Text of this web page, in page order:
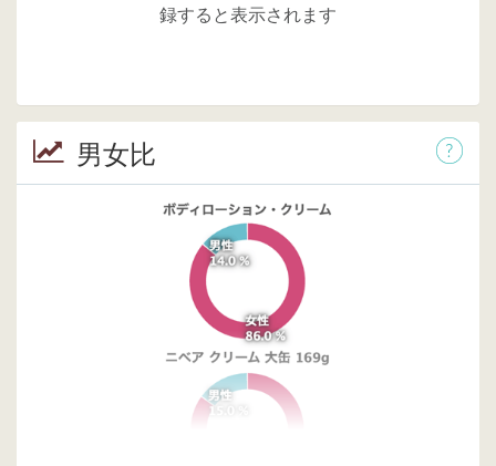
録すると表示されます
男女比